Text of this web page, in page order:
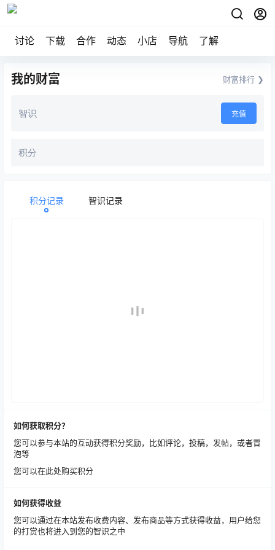
讨论 下载 合作 动态 小店 导航 了解
我的财富 财富排行 ❯
智识 充值
积分
积分记录 智识记录
如何获取积分？
您可以参与本站的互动获得积分奖励，比如评论，投稿，发帖，或者冒
泡等
您可以在此处购买积分
如何获得收益
您可以通过在本站发布收费内容、发布商品等方式获得收益，用户给您
的打赏也将进入到您的智识之中